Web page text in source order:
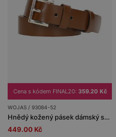
Cena s kódem FINAL20: 359.20 Kč
WOJAS / 93084-52
Hnědý kožený pásek dámský se zlatou sponou
449.00 Kč